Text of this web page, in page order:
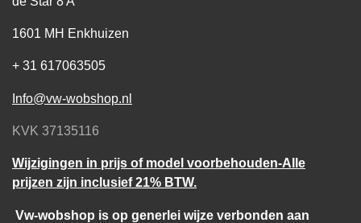
1601 MH Enkhuizen
+ 31 617063505
Info@vw-wobshop.nl
KVK 37135116
Wijzigingen in prijs of model voorbehouden-Alle
prijzen zijn inclusief 21% BTW.
Vw-wobshop is op generlei wijze verbonden aan